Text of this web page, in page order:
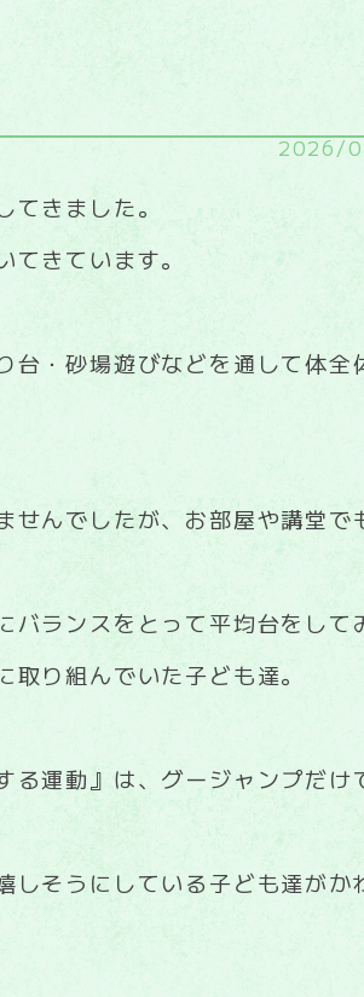
2026/
きました。
きています。
台・砂場遊びなどを通して体全
せんでしたが、お部屋や講堂で
バランスをとって平均台をして
り組んでいた子ども達。
る運動』は、グージャンプだけ
しそうにしている子ども達がか